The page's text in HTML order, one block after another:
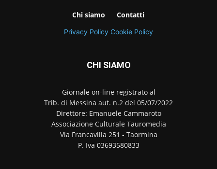
Chi siamo Contatti
Privacy Policy Cookie Policy
CHI SIAMO
Giornale on-line registrato al
Trib. di Messina aut. n.2 del 05/07/2022
Direttore: Emanuele Cammaroto
Associazione Culturale Tauromedia
Via Francavilla 251 - Taormina
P. Iva 03693580833